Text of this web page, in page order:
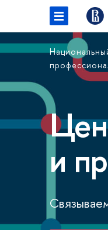
и